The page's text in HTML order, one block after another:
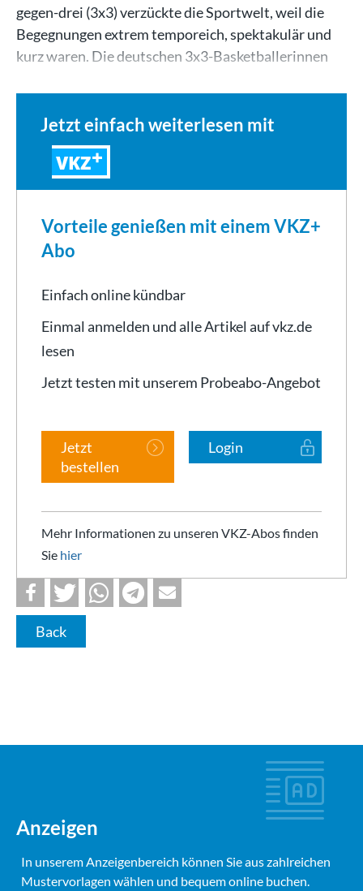
gegen-drei (3x3) verzückte die Sportwelt, weil die
Begegnungen extrem temporeich, spektakulär und
kurz waren. Die deutschen 3x3-Basketballerinnen
Jetzt einfach weiterlesen mit
VKZ
Vorteile genießen mit einem VKZ+
Abo
Einfach online kündbar
Einmal anmelden und alle Artikel auf vkz.de
lesen
Jetzt testen mit unserem Probeabo-Angebot
Jetzt
bestellen
Login
Mehr Informationen zu unseren VKZ-Abos finden
Sie hier
Back
Anzeigen
In unserem Anzeigenbereich können Sie aus zahlreichen
Mustervorlagen wählen und bequem online buchen.